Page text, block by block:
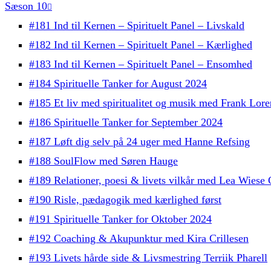
Sæson 10
#181 Ind til Kernen – Spirituelt Panel – Livskald
#182 Ind til Kernen – Spirituelt Panel – Kærlighed
#183 Ind til Kernen – Spirituelt Panel – Ensomhed
#184 Spirituelle Tanker for August 2024
#185 Et liv med spiritualitet og musik med Frank
#186 Spirituelle Tanker for September 2024
#187 Løft dig selv på 24 uger med Hanne Refsing
#188 SoulFlow med Søren Hauge
#189 Relationer, poesi & livets vilkår med Lea Wiese
#190 Risle, pædagogik med kærlighed først
#191 Spirituelle Tanker for Oktober 2024
#192 Coaching & Akupunktur med Kira Crillesen
#193 Livets hårde side & Livsmestring Terriik Pharell